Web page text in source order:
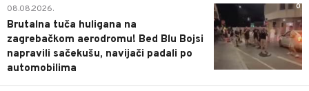
0
08.08.2026.
Brutalna tuča huligana na
zagrebačkom aerodromu! Bed Blu Bojsi
napravili sačekušu, navijači padali po
automobilima